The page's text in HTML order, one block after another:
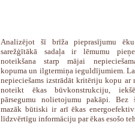
Analizējot šī brīža pieprasījumu ēku
sarežģītākā sadaļa ir lēmumu
noteikšana starp mājai
kopuma un ilgtermiņa ieguldījumiem.
nepieciešams izstrādāt kritēriju kopu ar
noteikt ēkas būvkonstrukciju,
pārsegumu nolietojumu pakāpi. Bez
mazāk būtiski ir arī ēkas
līdzvērtīgu informāciju par ēkas esošo